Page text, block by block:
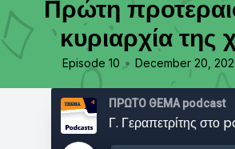
Πρώτη
κυριαρχία της
Episode 10 • December 20,
ΠΡΩΤΟ ΘΕΜΑ podcast